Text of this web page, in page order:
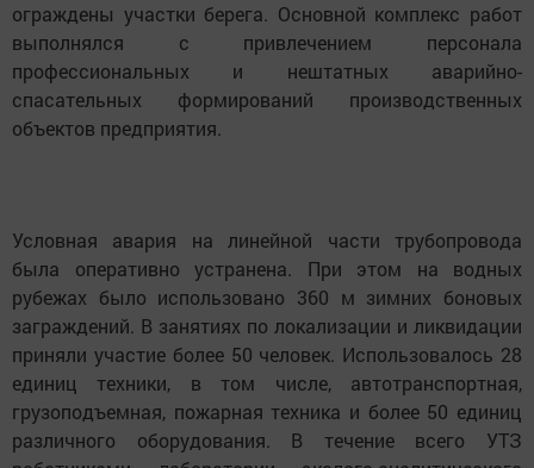
ограждены участки берега. Основной комплекс работ
выполнялся с привлечением персонала
профессиональных и нештатных аварийно-
спасательных формирований производственных
объектов предприятия.
Условная авария на линейной части трубопровода
была оперативно устранена. При этом на водных
рубежах было использовано 360 м зимних боновых
заграждений. В занятиях по локализации и ликвидации
приняли участие более 50 человек. Использовалось 28
единиц техники, в том числе, автотранспортная,
грузоподъемная, пожарная техника и более 50 единиц
различного оборудования. В течение всего УТЗ